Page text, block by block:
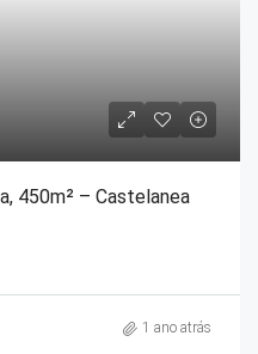
450m² – Castelanea
1 ano atrás